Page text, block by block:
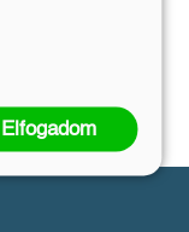
Elfogadom